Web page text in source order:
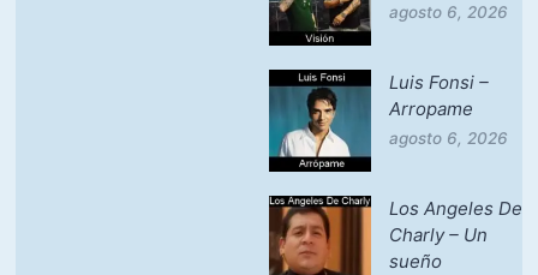
agosto 6, 2026
Luis Fonsi –
Arropame
agosto 6, 2026
Los Angeles De
Charly – Un
sueño